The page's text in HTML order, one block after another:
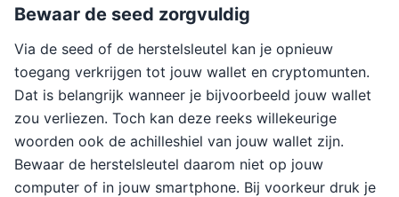
Bewaar de seed zorgvuldig
Via de seed of de herstelsleutel kan je opnieuw
toegang verkrijgen tot jouw wallet en cryptomunten.
Dat is belangrijk wanneer je bijvoorbeeld jouw wallet
zou verliezen. Toch kan deze reeks willekeurige
woorden ook de achilleshiel van jouw wallet zijn.
Bewaar de herstelsleutel daarom niet op jouw
computer of in jouw smartphone. Bij voorkeur druk je